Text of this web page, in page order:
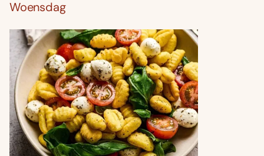
Woensdag